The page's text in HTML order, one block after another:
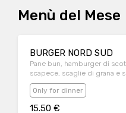
Menù del Mese
BURGER NORD SUD
Pane bun, hamburger di
scapece, scaglie di grana e
fritte
Only for dinner
15.50 €